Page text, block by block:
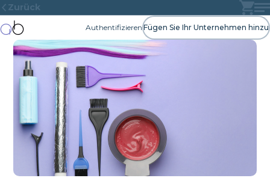
Zurück
Authentifizieren Fügen Sie Ihr Unternehmen hinzu